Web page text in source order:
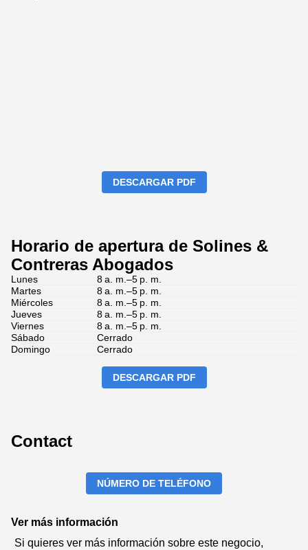
DESCARGAR PDF
Horario de apertura de Solines &
Contreras Abogados
Lunes
8 a. m.–5 p. m.
Martes
8 a. m.–5 p. m.
Miércoles
8 a. m.–5 p. m.
Jueves
8 a. m.–5 p. m.
Viernes
8 a. m.–5 p. m.
Sábado
Cerrado
Domingo
Cerrado
DESCARGAR PDF
Contact
NÚMERO DE TELÉFONO
Ver más información
Si quieres ver más información sobre este negocio,